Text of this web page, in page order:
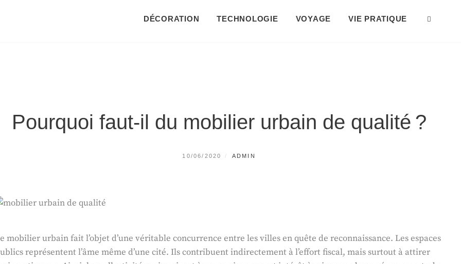
DÉCORATION TECHNOLOGIE VOYAGE VIE PRATIQUE
Pourquoi faut-il du mobilier urbain de qualité ?
POSTED
10/06/2020 BY
ADMIN
mobilier urbain fait l’objet d’une véritable concurrence entre les villes en quête de reconnaissance. Les espaces
représentent l’âme même d’une cité. Ils contribuent indirectement à l’effort fiscal, mais surtout à attirer